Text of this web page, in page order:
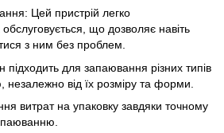
Цей пристрій легко
що дозволяє навіть
з ним без проблем.
підходить для запаювання різних типів
від їх розміру та форми.
витрат на упаковку завдяки точному